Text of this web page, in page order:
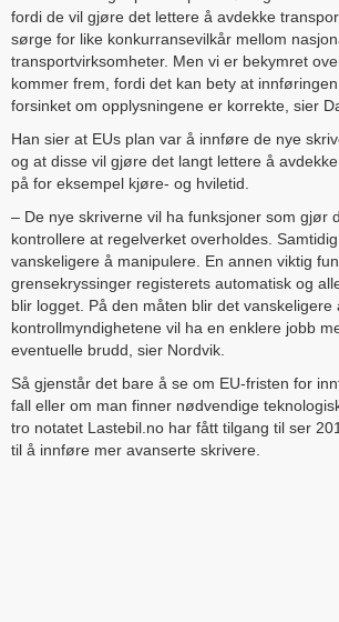
fordi de vil gjøre det lettere å avdekke
sørge for like konkurransevilkår mellom
transportvirksomheter. Men vi er bekymret
kommer frem, fordi det kan bety at
forsinket om opplysningene er korrekte, sier
Han sier at EUs plan var å innføre de nye
og at disse vil gjøre det langt lettere å
på for eksempel kjøre- og hviletid.
– De nye skriverne vil ha funksjoner som gjør
kontrollere at regelverket overholdes.
vanskeligere å manipulere. En annen viktig
grensekryssinger registerets automatisk og
blir logget. På den måten blir det vanskeligere
kontrollmyndighetene vil ha en enklere jobb
eventuelle brudd, sier Nordvik.
Så gjenstår det bare å se om EU-fristen for
fall eller om man finner nødvendige
tro notatet Lastebil.no har fått tilgang til ser
til å innføre mer avanserte skrivere.